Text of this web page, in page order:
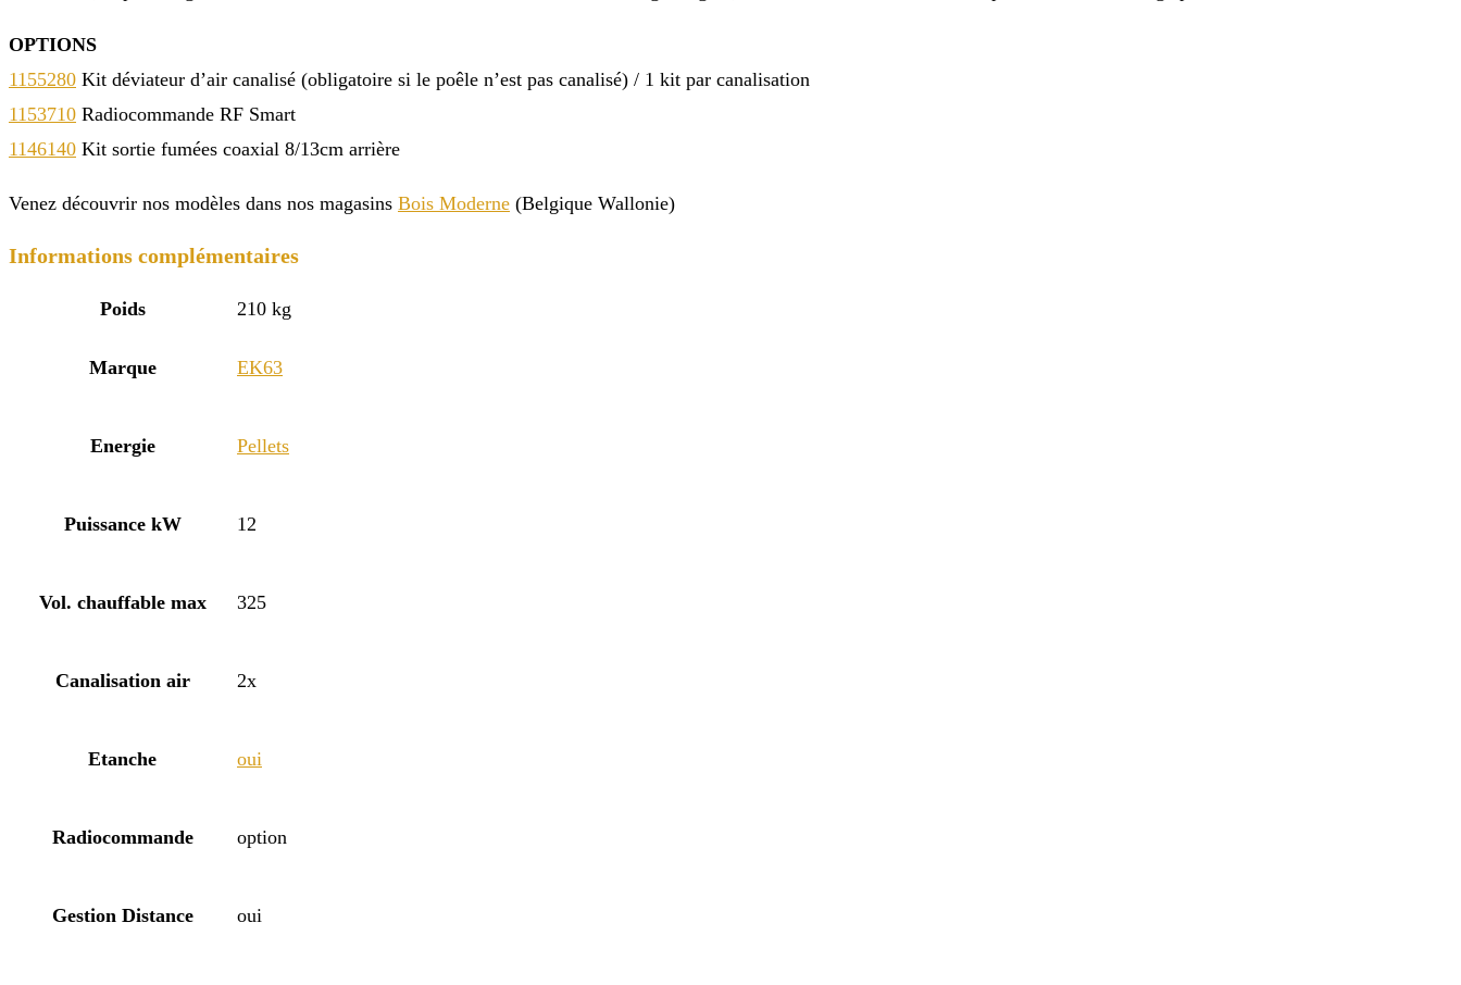
OPTIONS
1155280 Kit déviateur d’air canalisé (obligatoire si le poêle n’est pas canalisé) / 1 kit par canalisation
1153710 Radiocommande RF Smart
1146140 Kit sortie fumées coaxial 8/13cm arrière
Venez découvrir nos modèles dans nos magasins Bois Moderne (Belgique Wallonie)
Informations complémentaires
Poids 210 kg
Marque EK63
Energie Pellets
Puissance kW 12
Vol. chauffable max 325
Canalisation air 2x
Etanche oui
Radiocommande option
Gestion Distance oui